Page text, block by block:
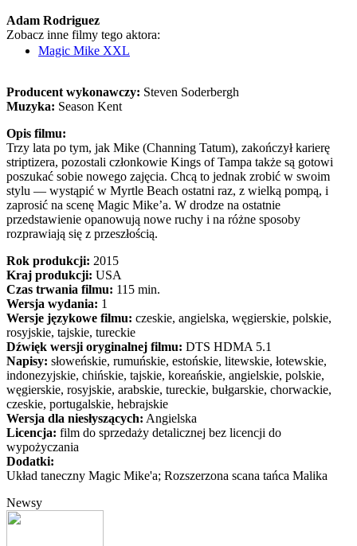
Adam Rodriguez
Zobacz inne filmy tego aktora:
Magic Mike XXL
Producent wykonawczy: Steven Soderbergh
Muzyka: Season Kent
Opis filmu:
Trzy lata po tym, jak Mike (Channing Tatum), zakończył karierę
striptizera, pozostali członkowie Kings of Tampa także są gotowi
poszukać sobie nowego zajęcia. Chcą to jednak zrobić w swoim
stylu — wystąpić w Myrtle Beach ostatni raz, z wielką pompą, i
zaprosić na scenę Magic Mike’a. W drodze na ostatnie
przedstawienie opanowują nowe ruchy i na różne sposoby
rozprawiają się z przeszłością.
Rok produkcji: 2015
Kraj produkcji: USA
Czas trwania filmu: 115 min.
Wersja wydania: 1
Wersje językowe filmu: czeskie, angielska, węgierskie, polskie,
rosyjskie, tajskie, tureckie
Dźwięk wersji oryginalnej filmu: DTS HDMA 5.1
Napisy: słoweńskie, rumuńskie, estońskie, litewskie, łotewskie,
indonezyjskie, chińskie, tajskie, koreańskie, angielskie, polskie,
węgierskie, rosyjskie, arabskie, tureckie, bułgarskie, chorwackie,
czeskie, portugalskie, hebrajskie
Wersja dla niesłyszących: Angielska
Licencja: film do sprzedaży detalicznej bez licencji do
wypożyczania
Dodatki:
Układ taneczny Magic Mike'a; Rozszerzona scana tańca Malika
Newsy